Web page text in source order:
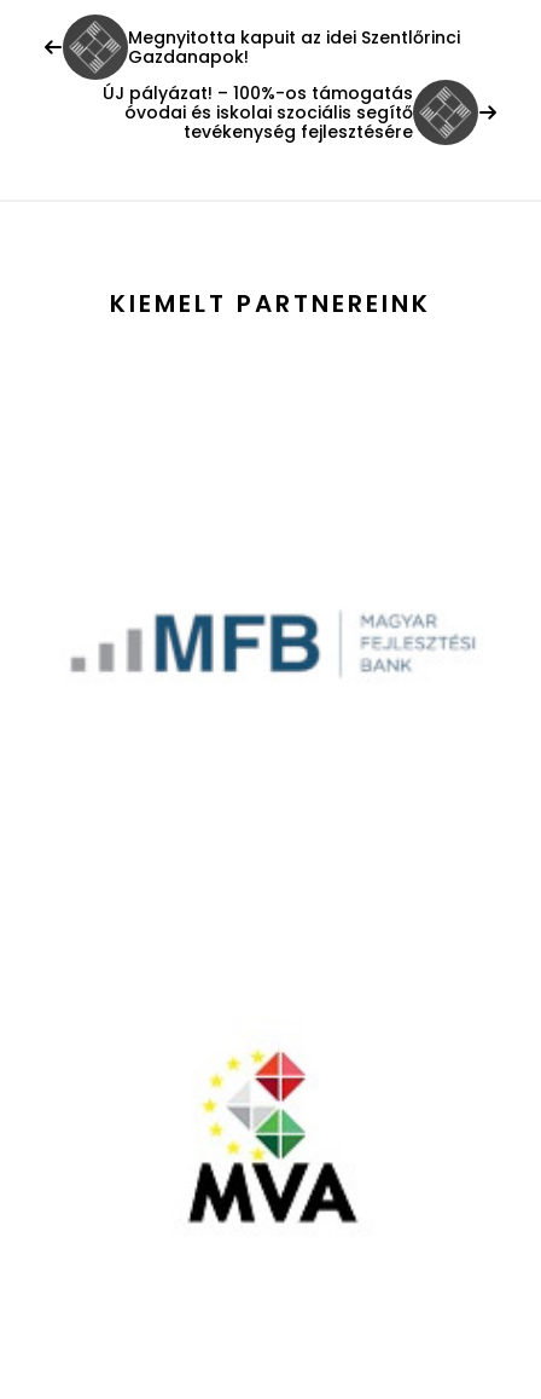
Megnyitotta kapuit az idei Szentlőrinci
Gazdanapok!
ÚJ pályázat! – 100%-os támogatás
óvodai és iskolai szociális segítő
tevékenység fejlesztésére
KIEMELT PARTNEREINK